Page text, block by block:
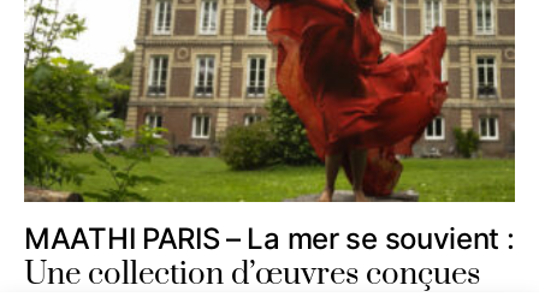
MAATHI PARIS – La mer se souvient :
Une collection d’œuvres conçues